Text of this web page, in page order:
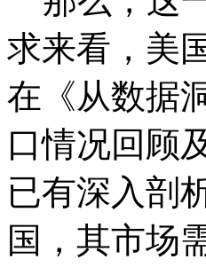
求来看，美
在《从数据
口情况回顾
已有深入剖
国，其市场